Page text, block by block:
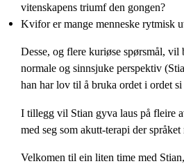
vitenskapens triumf den gongen?
Kvifor er mange menneske rytmisk
Desse, og flere kuriøse spørsmål, vil
normale og sinnsjuke perspektiv
han har lov til å bruka ordet i ordet
I tillegg vil Stian gyva laus på fleire
med seg som akutt-terapi der språket
Velkomen til ein liten time med